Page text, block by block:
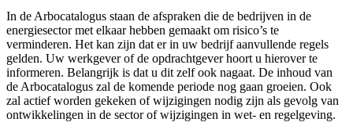
In de Arbocatalogus staan de afspraken die de bedrijven in de
energiesector met elkaar hebben gemaakt om risico’s te
verminderen. Het kan zijn dat er in uw bedrijf aanvullende regels
gelden. Uw werkgever of de opdrachtgever hoort u hierover te
informeren. Belangrijk is dat u dit zelf ook nagaat. De inhoud van
de Arbocatalogus zal de komende periode nog gaan groeien. Ook
zal actief worden gekeken of wijzigingen nodig zijn als gevolg van
ontwikkelingen in de sector of wijzigingen in wet- en regelgeving.